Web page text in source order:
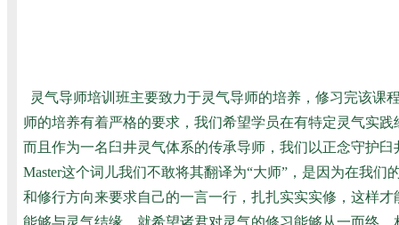
灵气导师培训班主要致力于灵气导师的培养，修习完该课
师的培养有着严格的要求，我们希望学员在有特定灵气实
而且作为一名臼井灵气体系的传承导师，我们以正念守护
Master这个词儿我们不敢将其翻译为“大师”，是因为在我
和修行方向来要求自己的一言一行，扎扎实实实修，这样
能够与灵气结缘，就希望诸君对灵气的修习能够从一而终